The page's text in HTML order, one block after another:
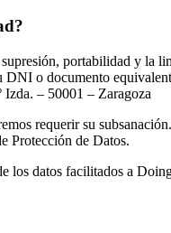
portabilidad y
DNI o documento
Izda. – 50001 – Zaragoza
requerir su
Protección de Datos.
los datos facilitados a